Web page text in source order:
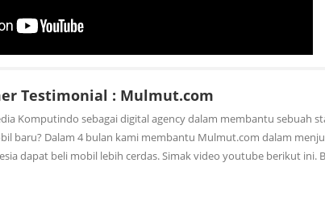
Testimonial : Mulmut.com
Komputindo sebagai digital agency dalam membantu
baru? Dalam 4 bulan kami membantu Mulmut.com dalam
dapat beli mobil lebih cerdas. Simak video youtube berikut ini.